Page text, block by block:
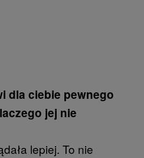
dla ciebie pewnego
jej nie
lepiej. To nie